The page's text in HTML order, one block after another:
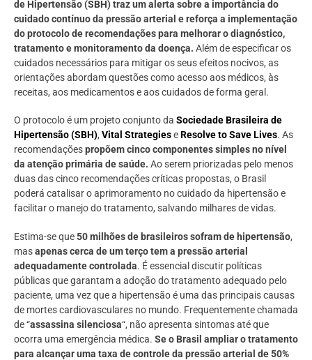
de Hipertensão (SBH) traz um alerta sobre a importância do
cuidado contínuo da pressão arterial e reforça a implementação
do protocolo de recomendações para melhorar o diagnóstico,
tratamento e monitoramento da doença. Além de especificar os
cuidados necessários para mitigar os seus efeitos nocivos, as
orientações abordam questões como acesso aos médicos, às
receitas, aos medicamentos e aos cuidados de forma geral.
O protocolo é um projeto conjunto da Sociedade Brasileira de
Hipertensão (SBH), Vital StrategieseResolve to Save Lives. As
recomendaçõespropõem cinco componentes simples no nível
da atenção primária de saúde. Ao serem priorizadas pelo menos
duas das cinco recomendações críticas propostas, o Brasil
poderá catalisar o aprimoramento no cuidado da hipertensão e
facilitar o manejo do tratamento, salvando milhares de vidas.
Estima-se que50 milhões de brasileiros sofram de hipertensão,
masapenas cerca de um terço tem a pressão arterial
adequadamente controlada. É essencial discutir políticas
públicas que garantam a adoção do tratamento adequado pelo
paciente, uma vez que a hipertensão é uma das principais causas
de mortes cardiovasculares no mundo. Frequentemente chamada
de “assassina silenciosa“, não apresenta sintomas até que
ocorra uma emergência médica. Se o Brasil ampliar o tratamento
para alcançar uma taxa de controle da pressão arterial de 50%